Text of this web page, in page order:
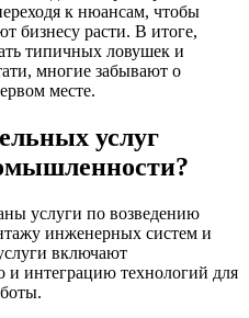
к нюансам, чтобы
бизнесу расти. В итоге,
типичных ловушек и
многие забывают о
месте.
услуг
услуги по возведению
инженерных систем и
включают
и интеграцию технологий для